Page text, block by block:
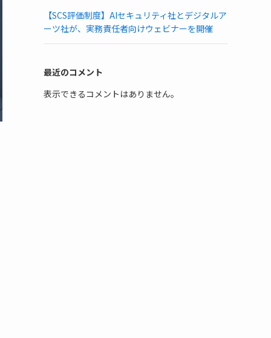
【SCS評価制度】AIセキュリティ社とデジタルア
ーツ社が、実務責任者向けウェビナーを開催
最近のコメント
表示できるコメントはありません。